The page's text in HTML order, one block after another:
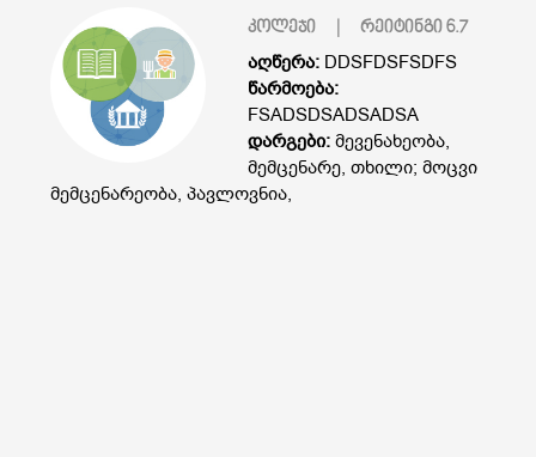
კოლეჯი | რეიტინგი 6.7
აღწერა: DDSFDSFSDFS
წარმოება:
FSADSDSADSADSA
დარგები: მევენახეობა,
მემცენარე, თხილი; მოცვი
მემცენარეობა, პავლოვნია,